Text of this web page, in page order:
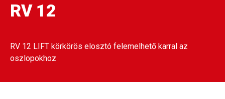
RV 12
RV 12 LIFT körkörös elosztó felemelhető karral az
oszlopokhoz